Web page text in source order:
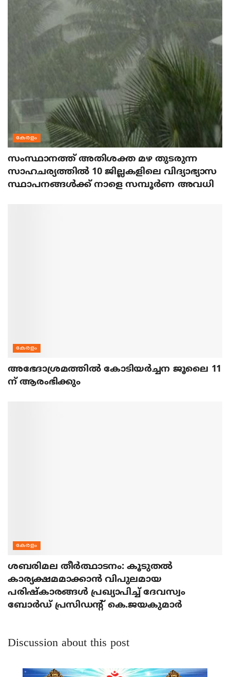
കേരളം
സംസ്ഥാനത്ത് അതിശക്ത മഴ തുടരുന്ന
സാഹചര്യത്തിൽ 10 ജില്ലകളിലെ വിദ്യാഭ്യാസ
സ്ഥാപനങ്ങൾക്ക് നാളെ സമ്പൂർണ അവധി
കേരളം
അഭേദാശ്രമത്തില്‍ കോടിയര്‍ച്ചന ജൂലൈ 11
ന് ആരംഭിക്കും
കേരളം
ശബരിമല തീര്‍ത്ഥാടനം: കൂടുതല്‍
കാര്യക്ഷമമാക്കാന്‍ വിപുലമായ
പരിഷ്‌കാരങ്ങള്‍ പ്രഖ്യാപിച്ച് ദേവസ്വം
ബോര്‍ഡ് പ്രസിഡന്റ് കെ.ജയകുമാര്‍
Discussion about this post